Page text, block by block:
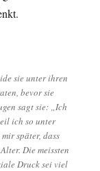
sie unter ihren
bevor sie
sagt sie: „Ich
ich so unter
später, dass
Die meissten
Druck sei viel